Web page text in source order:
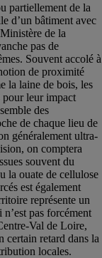
partiellement de la
d’un bâtiment avec
de la
pas de
Souvent accolé à
de proximité
la laine de bois, les
pour leur impact
des
de chaque lieu de
généralement ultra-
on comptera
souvent du
la ouate de cellulose
est également
représente un
pas forcément
Val de Loire,
certain retard dans la
locales.